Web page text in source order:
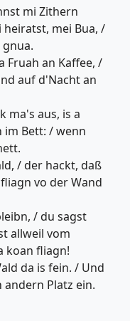
mi Zithern
mei Bua, /
Fruah an Kaffee, /
auf d'Nacht an
ma's aus, is a
im Bett: / wenn
/ der hackt, daß
vo der Wand
/ du sagst
allweil vom
koan fliagn!
da is fein. / Und
Platz ein.